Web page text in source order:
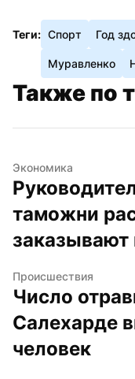
Теги: Спорт Год
Муравленко
Также по
Экономика
таможни
заказывают
Происшествия
Число
Салехарде
человек